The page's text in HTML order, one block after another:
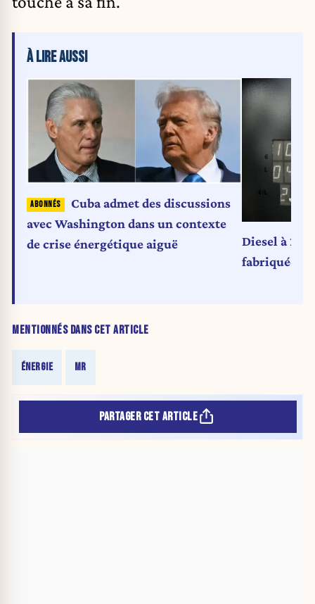
MENTIONNÉS DANS CET ARTICLE
ÉNERGIE MR
À LIRE AUSSI
Cuba admet des discussions
avec Washington dans un contexte
de crise énergétique aiguë
Diesel à 2
fabriquée
PARTAGER CET ARTICLE